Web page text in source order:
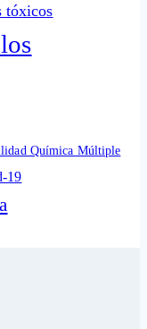
tóxicos
Química Múltiple
19